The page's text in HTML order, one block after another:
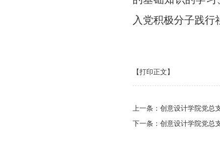
入党积极分子践行
【打印正文】
上一条： 创意设计学院党总
下一条： 创意设计学院党总